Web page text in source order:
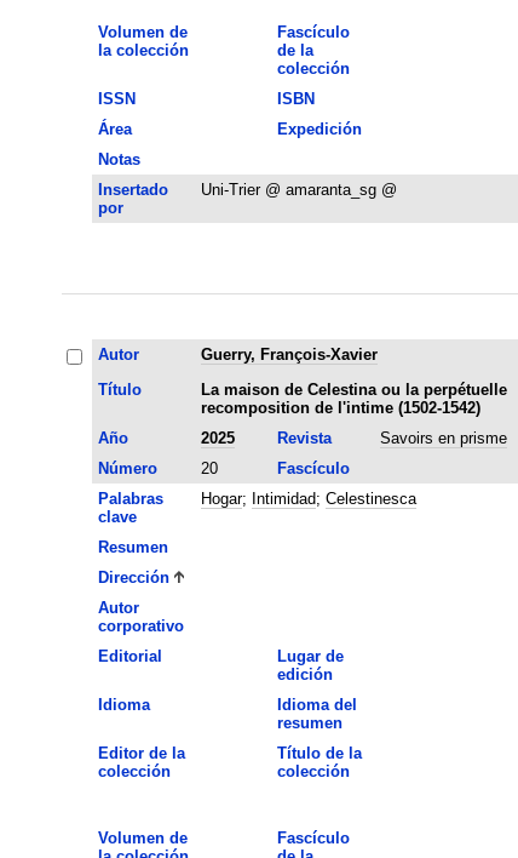
Volumen de
la colección
Fascículo
de la
colección
ISSN ISBN
Área
Expedición
Notas
Insertado
por
Uni-Trier @ amaranta_sg @
Autor
Guerry, François-Xavier
Título
La maison de Celestina ou la perpétuelle
recomposition de l'intime (1502-1542)
Año 2025 Revista Savoirs en prisme
Número
20 Fascículo
Palabras
clave
Hogar; Intimidad; Celestinesca
Resumen
Dirección
Autor
corporativo
Editorial
Lugar de
edición
Idioma
Idioma del
resumen
Editor de la
colección
Título de la
colección
Volumen de
Fascículo